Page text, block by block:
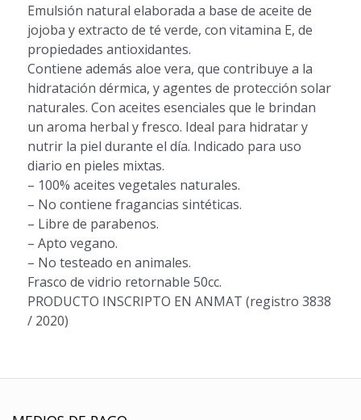
Emulsión natural elaborada a base de aceite de
jojoba y extracto de té verde, con vitamina E, de
propiedades antioxidantes.
Contiene además aloe vera, que contribuye a la
hidratación dérmica, y agentes de protección solar
naturales. Con aceites esenciales que le brindan
un aroma herbal y fresco. Ideal para hidratar y
nutrir la piel durante el día. Indicado para uso
diario en pieles mixtas.
– 100% aceites vegetales naturales.
– No contiene fragancias sintéticas.
– Libre de parabenos.
– Apto vegano.
– No testeado en animales.
Frasco de vidrio retornable 50cc.
PRODUCTO INSCRIPTO EN ANMAT (registro 3838
/ 2020)